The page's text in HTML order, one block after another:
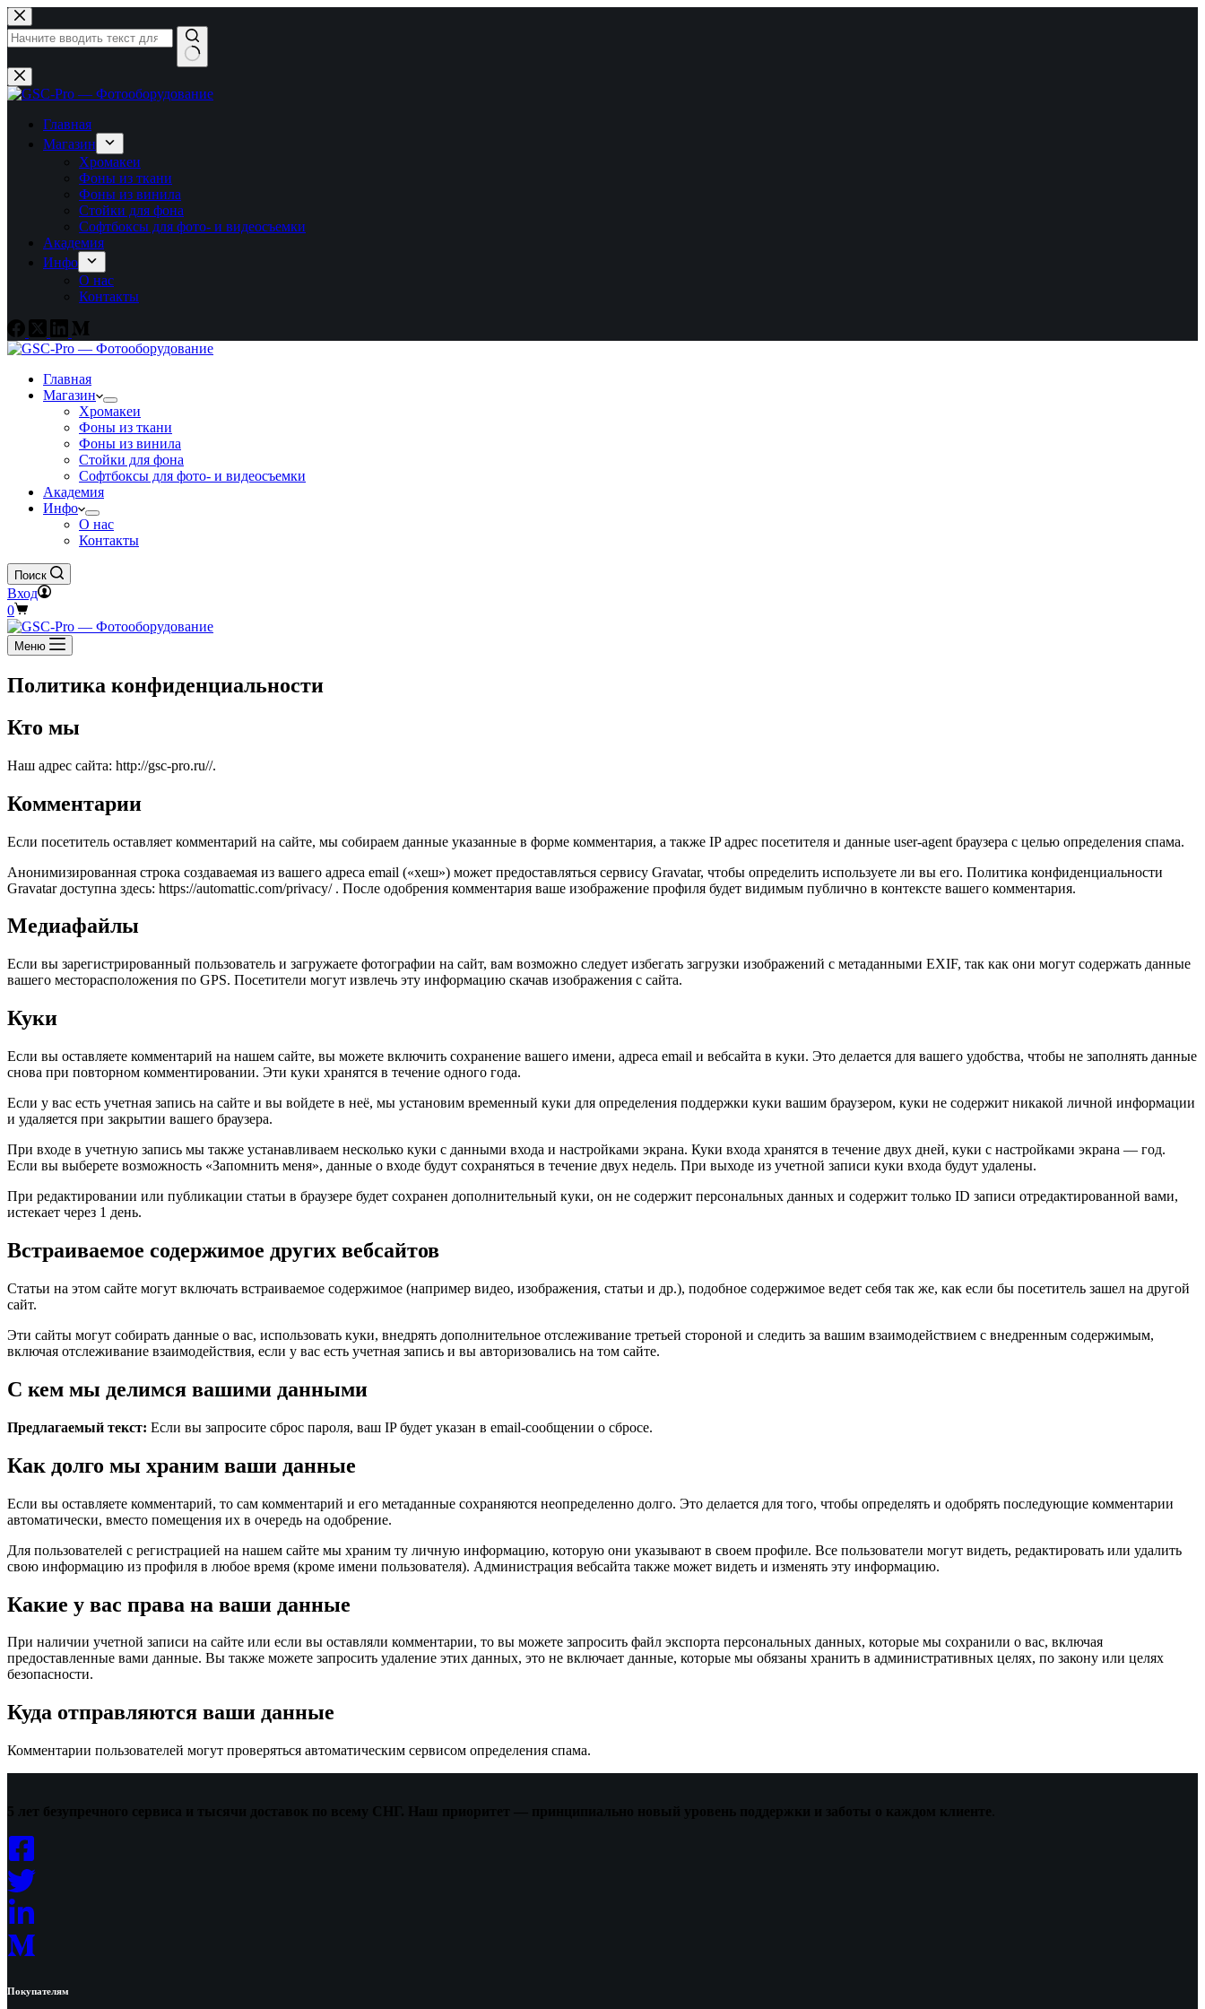
Перейти
к
сути
Ничего
не
Главная
Магазин
Хромакеи
Фоны из ткани
Фоны из винила
Стойки для фона
Софтбоксы для фото- и видеосъемки
Академия
Инфо
О нас
Контакты
Главная
Магазин
Хромакеи
Фоны из ткани
Фоны из винила
Стойки для фона
Софтбоксы для фото- и видеосъемки
Академия
Инфо
О нас
Контакты
Поиск
Вход
Корзина
0
Меню
Политика конфиденциальности
Кто мы
Наш адрес сайта: http://gsc-pro.ru//.
Комментарии
Если посетитель оставляет комментарий на сайте, мы собираем данные указанные в форме комментария, а также IP адрес посетителя и данные user-agent браузера с целью определения спама.
Анонимизированная строка создаваемая из вашего адреса email («хеш») может предоставляться сервису Gravatar, чтобы определить используете ли вы его. Политика конфиденциальности
Gravatar доступна здесь: https://automattic.com/privacy/ . После одобрения комментария ваше изображение профиля будет видимым публично в контексте вашего комментария.
Медиафайлы
Если вы зарегистрированный пользователь и загружаете фотографии на сайт, вам возможно следует избегать загрузки изображений с метаданными EXIF, так как они могут содержать данные
вашего месторасположения по GPS. Посетители могут извлечь эту информацию скачав изображения с сайта.
Куки
Если вы оставляете комментарий на нашем сайте, вы можете включить сохранение вашего имени, адреса email и вебсайта в куки. Это делается для вашего удобства, чтобы не заполнять данные
снова при повторном комментировании. Эти куки хранятся в течение одного года.
Если у вас есть учетная запись на сайте и вы войдете в неё, мы установим временный куки для определения поддержки куки вашим браузером, куки не содержит никакой личной информации
и удаляется при закрытии вашего браузера.
При входе в учетную запись мы также устанавливаем несколько куки с данными входа и настройками экрана. Куки входа хранятся в течение двух дней, куки с настройками экрана — год.
Если вы выберете возможность «Запомнить меня», данные о входе будут сохраняться в течение двух недель. При выходе из учетной записи куки входа будут удалены.
При редактировании или публикации статьи в браузере будет сохранен дополнительный куки, он не содержит персональных данных и содержит только ID записи отредактированной вами,
истекает через 1 день.
Встраиваемое содержимое других вебсайтов
Статьи на этом сайте могут включать встраиваемое содержимое (например видео, изображения, статьи и др.), подобное содержимое ведет себя так же, как если бы посетитель зашел на другой
сайт.
Эти сайты могут собирать данные о вас, использовать куки, внедрять дополнительное отслеживание третьей стороной и следить за вашим взаимодействием с внедренным содержимым,
включая отслеживание взаимодействия, если у вас есть учетная запись и вы авторизовались на том сайте.
С кем мы делимся вашими данными
Предлагаемый текст: Если вы запросите сброс пароля, ваш IP будет указан в email-сообщении о сбросе.
Как долго мы храним ваши данные
Если вы оставляете комментарий, то сам комментарий и его метаданные сохраняются неопределенно долго. Это делается для того, чтобы определять и одобрять последующие комментарии
автоматически, вместо помещения их в очередь на одобрение.
Для пользователей с регистрацией на нашем сайте мы храним ту личную информацию, которую они указывают в своем профиле. Все пользователи могут видеть, редактировать или удалить
свою информацию из профиля в любое время (кроме имени пользователя). Администрация вебсайта также может видеть и изменять эту информацию.
Какие у вас права на ваши данные
При наличии учетной записи на сайте или если вы оставляли комментарии, то вы можете запросить файл экспорта персональных данных, которые мы сохранили о вас, включая
предоставленные вами данные. Вы также можете запросить удаление этих данных, это не включает данные, которые мы обязаны хранить в административных целях, по закону или целях
безопасности.
Куда отправляются ваши данные
Комментарии пользователей могут проверяться автоматическим сервисом определения спама.
5 лет безупречного сервиса и тысячи доставок по всему СНГ. Наш приоритет — принципиально новый уровень поддержки и заботы о каждом клиенте
Покупателям